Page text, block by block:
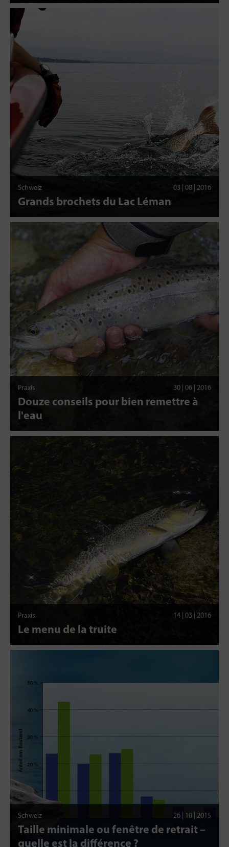
Schweiz 03 | 08 | 2016
Grands brochets du Lac Léman
Praxis 30 | 06 | 2016
Douze conseils pour bien remettre à
l'eau
Praxis 14 | 03 | 2016
Le menu de la truite
Schweiz 26 | 10 | 2015
Taille minimale ou fenêtre de retrait –
quelle est la différence ?